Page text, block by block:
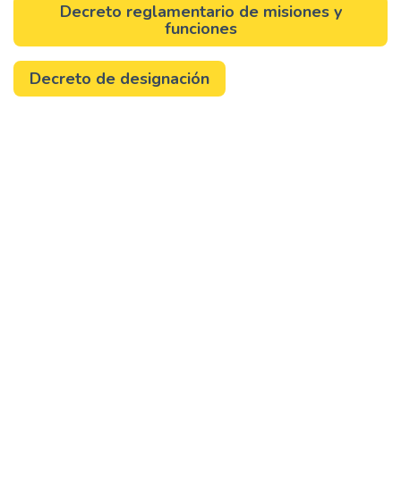
Decreto reglamentario de misiones y
funciones
Decreto de designación